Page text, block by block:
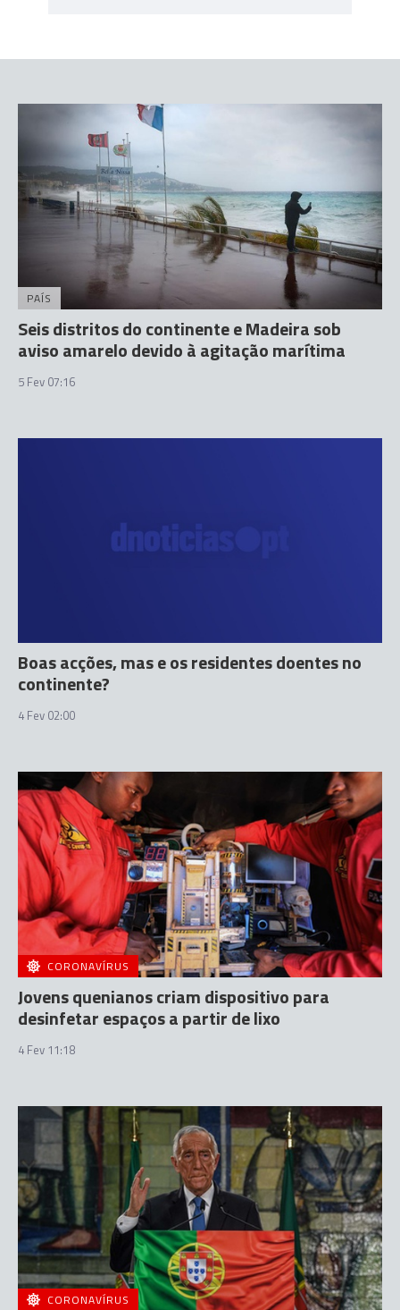
PAÍS
Seis distritos do continente e Madeira sob
aviso amarelo devido à agitação marítima
5 Fev 07:16
Boas acções, mas e os residentes doentes no
continente?
4 Fev 02:00
CORONAVÍRUS
Jovens quenianos criam dispositivo para
desinfetar espaços a partir de lixo
4 Fev 11:18
CORONAVÍRUS